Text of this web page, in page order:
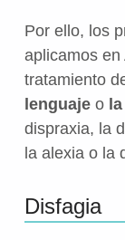
Por ello, los
aplicamos
tratamiento
lenguajeo
dispraxia, la
la alexia o la
Disfagia